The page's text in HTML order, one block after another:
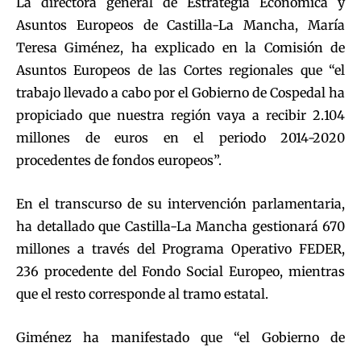
Asuntos Europeos de Castilla-La Mancha, María
Teresa Giménez, ha explicado en la Comisión de
Asuntos Europeos de las Cortes regionales que “el
trabajo llevado a cabo por el Gobierno de Cospedal ha
propiciado que nuestra región vaya a recibir 2.104
millones de euros en el periodo 2014-2020
procedentes de fondos europeos”.
En el transcurso de su intervención parlamentaria,
ha detallado que Castilla-La Mancha gestionará 670
millones a través del Programa Operativo FEDER,
236 procedente del Fondo Social Europeo, mientras
que el resto corresponde al tramo estatal.
Giménez ha manifestado que “el Gobierno de